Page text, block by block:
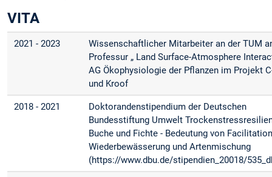
VITA
2021 - 2023
Wissenschaftlicher Mitarbeiter an der TUM
Professur „ Land Surface-Atmosphere
AG Ökophysiologie der Pflanzen im Projekt
und Kroof
2018 - 2021
Doktorandenstipendium der Deutschen
Bundesstiftung Umwelt
Buche und Fichte - Bedeutung von
Wiederbewässerung und Artenmischung
(https://www.dbu.de/stipendien_20018/